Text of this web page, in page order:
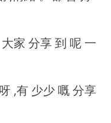
家 分享 到 呢 一
,有 少少 嘅 分享